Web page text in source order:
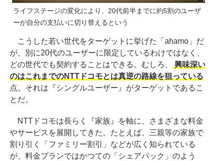
ライフステージの変化により、20代前半までに約5割のユーザ
ーが自分の支払いに切り替えるという
こうした若い世代をターゲットに挙げた「ahamo」だ
が、別に20代のユーザーに限定しているわけではなく、
どの世代でも契約することはできる。むしろ、
興味深い
のはこれまでのNTTドコモとは真逆の路線を狙っている
点。それは『シングルユーザー』がターゲットであるこ
とだ。
NTTドコモは長らく『家族』を軸に、さまざまな料金
やサービスを展開してきた。たとえば、三親等の家族で
割り引く「ファミリー割引」などが広く知られている
が、料金プランではかつての「シェアパック」のよう